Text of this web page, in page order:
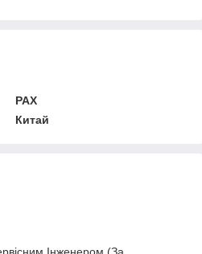
PAX
Китай
Інженером.(За